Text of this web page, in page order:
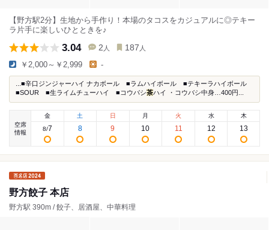
【野方駅2分】生地から手作り！本場のタコスをカジュアルに◎テキー
ラ片手に楽しいひとときを♪
3.04 2 人 187 人
￥2,000～￥2,999 -
...■辛口ジンジャーハイ ナカボール ■ラムハイボール ■テキーラハイボール
■SOUR ■生ライムチューハイ ■コウバシ茶ハイ ・コウバシ中身…400円...
空席
情報
金
8/7
土
8
日
9
月
10
火
11
水
12
木
13
野方餃子 本店
野方駅 390m / 餃子、居酒屋、中華料理